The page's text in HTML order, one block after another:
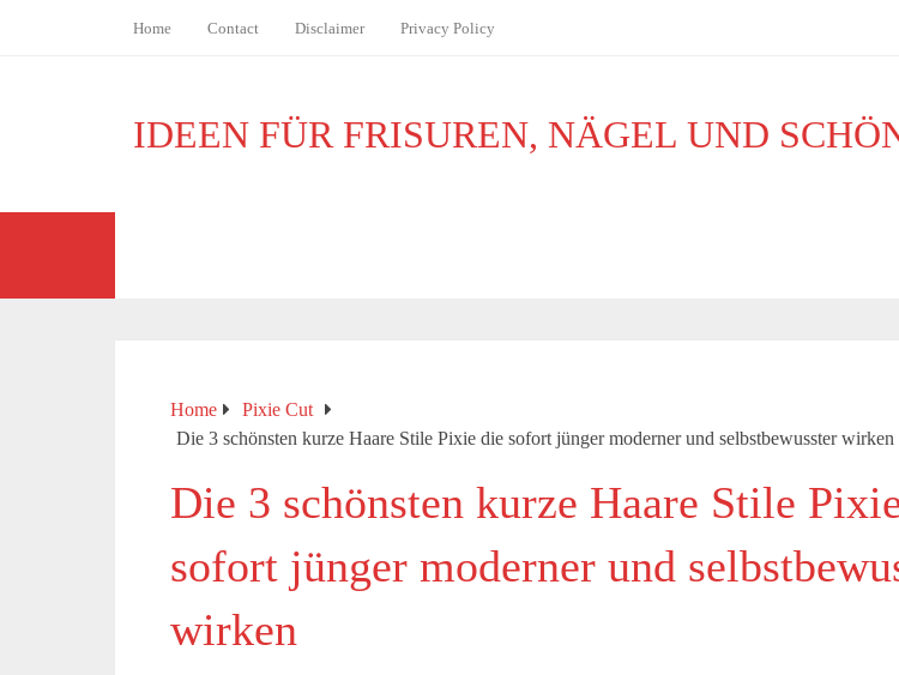
Home Contact Disclaimer Privacy Policy
IDEEN FÜR FRISUREN, NÄGEL UND
Home
Pixie Cut
Die 3 schönsten kurze Haare Stile Pixie die sofort jünger moderner und selbstbewusster wirken
Die 3 schönsten kurze Haare Stile
sofort jünger moderner und
wirken